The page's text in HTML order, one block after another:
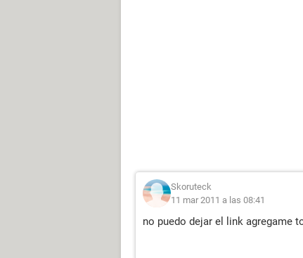
Skoruteck
11 mar 2011 a las 08:41
no puedo dejar el link agregame